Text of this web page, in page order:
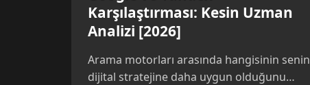
Karşılaştırması: Kesin Uzman
Analizi [2026]
Arama motorları arasında hangisinin senin
dijital stratejine daha uygun olduğunu